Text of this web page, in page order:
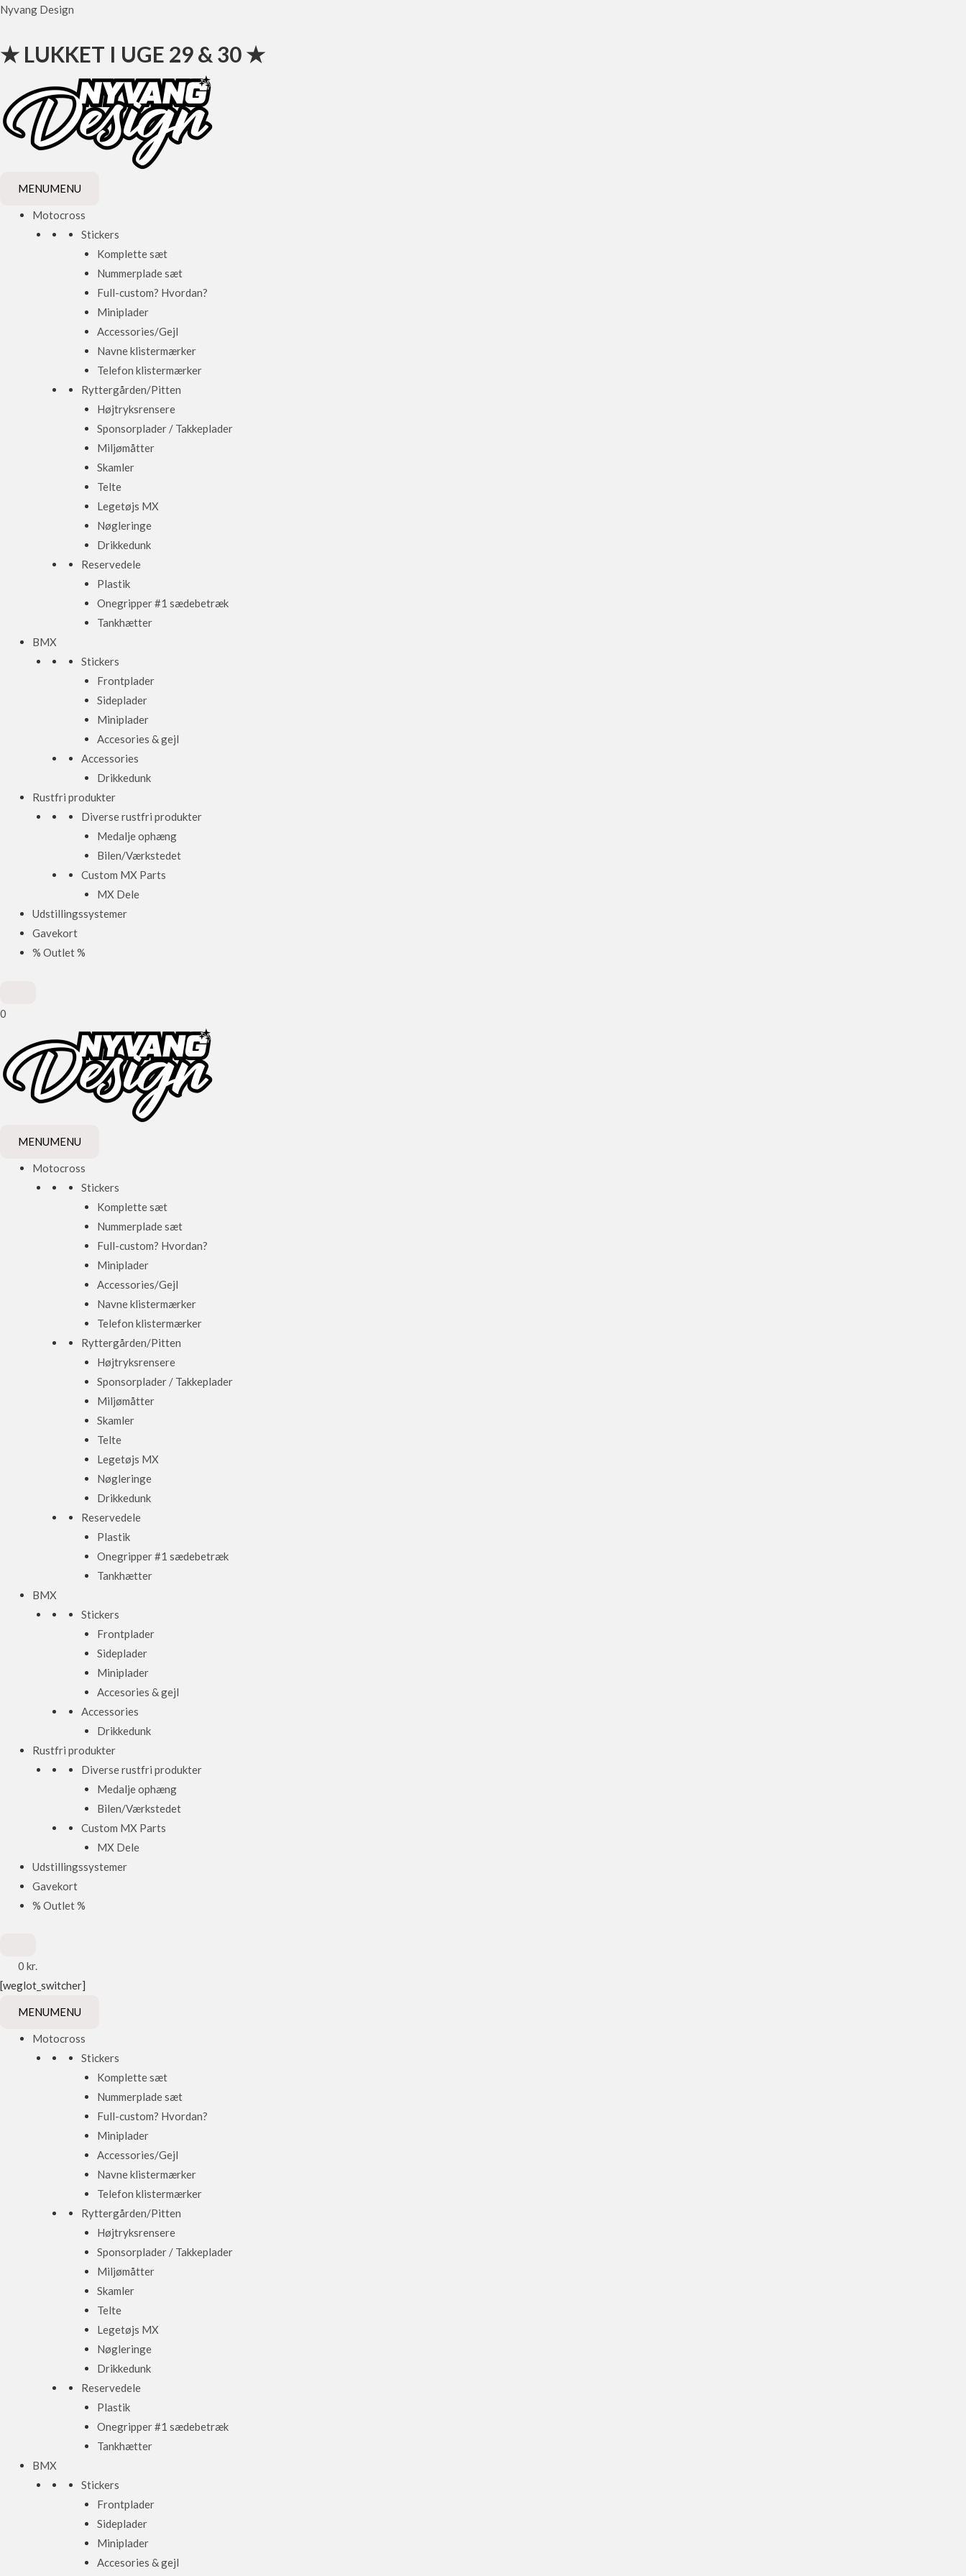
Gå
indholdet
Nyvang Design
★ LUKKET I UGE 29 & 30 ★
MENUMENU
Motocross
Stickers
Komplette sæt
Nummerplade sæt
Full-custom? Hvordan?
Miniplader
Accessories/Gejl
Navne klistermærker
Telefon klistermærker
Ryttergården/Pitten
Højtryksrensere
Sponsorplader / Takkeplader
Miljømåtter
Skamler
Telte
Legetøjs MX
Nøgleringe
Drikkedunk
Reservedele
Plastik
Onegripper #1 sædebetræk
Tankhætter
BMX
Stickers
Frontplader
Sideplader
Miniplader
Accesories & gejl
Accessories
Drikkedunk
Rustfri produkter
Diverse rustfri produkter
Medalje ophæng
Bilen/Værkstedet
Custom MX Parts
MX Dele
Udstillingssystemer
Gavekort
% Outlet %
0
MENUMENU
Motocross
Stickers
Komplette sæt
Nummerplade sæt
Full-custom? Hvordan?
Miniplader
Accessories/Gejl
Navne klistermærker
Telefon klistermærker
Ryttergården/Pitten
Højtryksrensere
Sponsorplader / Takkeplader
Miljømåtter
Skamler
Telte
Legetøjs MX
Nøgleringe
Drikkedunk
Reservedele
Plastik
Onegripper #1 sædebetræk
Tankhætter
BMX
Stickers
Frontplader
Sideplader
Miniplader
Accesories & gejl
Accessories
Drikkedunk
Rustfri produkter
Diverse rustfri produkter
Medalje ophæng
Bilen/Værkstedet
Custom MX Parts
MX Dele
Udstillingssystemer
Gavekort
% Outlet %
0 kr.
[weglot_switcher]
MENUMENU
Motocross
Stickers
Komplette sæt
Nummerplade sæt
Full-custom? Hvordan?
Miniplader
Accessories/Gejl
Navne klistermærker
Telefon klistermærker
Ryttergården/Pitten
Højtryksrensere
Sponsorplader / Takkeplader
Miljømåtter
Skamler
Telte
Legetøjs MX
Nøgleringe
Drikkedunk
Reservedele
Plastik
Onegripper #1 sædebetræk
Tankhætter
BMX
Stickers
Frontplader
Sideplader
Miniplader
Accesories & gejl